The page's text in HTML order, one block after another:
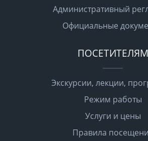
Административный
Официальные
ПОСЕТИТЕЛЯМ
Экскурсии, лекции,
Режим работы
Услуги и цены
Правила